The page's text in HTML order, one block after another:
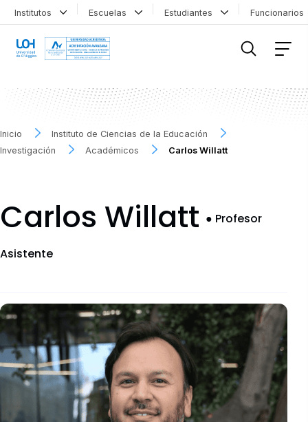
Institutos Escuelas Estudiantes
Inicio
Instituto de Ciencias de la Educación
Investigación
Académicos Carlos Willatt
Carlos Willatt ● Profesor
Asistente